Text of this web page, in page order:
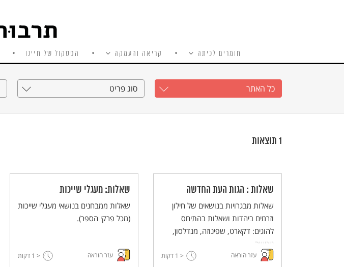
חומרים לכיתה קריאה והעמקה הפסקול של חיינו
כל האתר סוג פריט
1 תוצאות
שאלות : הגות העת החדשה
שאלות מבגרויות בנושאים של חילון
וזרמים ביהדות ושאלות בהתיחס
להוגים: דקארט, שפינוזה, מנדלסון,
ניטשה.
עזר הוראה < 1 דקות
שאלות: מעגלי שייכות
שאלות ממבחנים בנושאי מעגלי שייכות
(מכל פרקי הספר).
עזר הוראה < 1 דקות